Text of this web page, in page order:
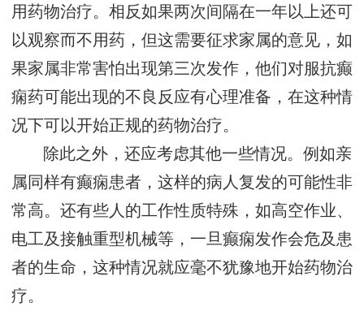
用药物治疗。相反如果两次间隔在一年以上还可
以观察而不用药，但这需要征求家属的意见，如
果家属非常害怕出现第三次发作，他们对服抗癫
痫药可能出现的不良反应有心理准备，在这种情
况下可以开始正规的药物治疗。
除此之外，还应考虑其他一些情况。例如亲
属同样有癫痫患者，这样的病人复发的可能性非
常高。还有些人的工作性质特殊，如高空作业、
电工及接触重型机械等，一旦癫痫发作会危及患
者的生命，这种情况就应毫不犹豫地开始药物治
疗。